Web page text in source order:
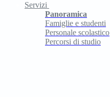
Servizi
Panoramica
Famiglie e studenti
Personale scolastico
Percorsi di studio